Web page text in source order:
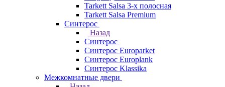
Tarkett Salsa 3-х полосная
Tarkett Salsa Premium
Синтерос
Назад
Синтерос
Синтерос Europarket
Синтерос Europlank
Синтерос Klassika
Межкомнатные двери